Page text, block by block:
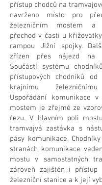
přístup chodců na
navrženo místo pro
železničním mostem a
přechod v časti u
rampou Jižní spojky.
zřízen přes nájezd na
Součástí systému
přístupových chodníků od
krajnímu
Uspořádání komunikace
mostem je zřejmé ze
řezu. V hlavním poli
tramvajvá zastávka s
pásy komunikace.
stranách komunikace
mostu v samostatných
zároveň zajištén i přístup
železniční stanice a k její